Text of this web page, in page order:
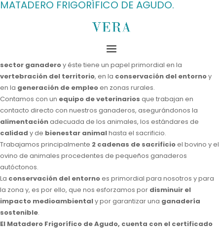
MATADERO FRIGORÍFICO DE AGUDO.
inauguró en 2009 un nuevo
es una provincia que cuenta con un importante
sector ganaderoy éste tiene un papel primordial en la
vertebración del territorio, en la conservación del entornoy
en la generación de empleoen zonas rurales.
Contamos con un equipo de veterinarios que trabajan en
contacto directo con nuestros ganaderos, asegurándonos la
alimentaciónadecuada de los animales, los estándares de
calidad y de bienestar animalhasta el sacrificio.
Trabajamos principalmente 2 cadenas de sacrificioel bovino y el
ovino de animales procedentes de pequeños ganaderos
autóctonos.
La conservación del entornoes primordial para nosotros y para
la zona y, es por ello, que nos esforzamos por disminuir el
impacto medioambientaly por garantizar una ganadería
sostenible.
El Matadero Frigorífico de Agudo, cuenta con el certificado